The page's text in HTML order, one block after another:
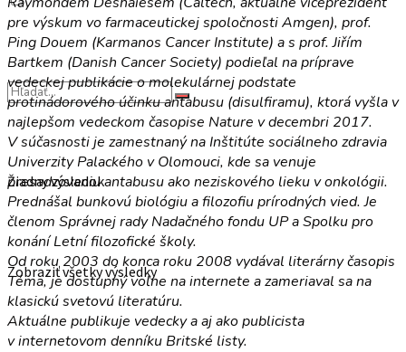
Žiadny výsledok
Zobraziť všetky výsledky
pre výskum vo farmaceutickej spoločnosti Amgen), prof.
Ping Douem (Karmanos Cancer Institute) a s prof. Jiřím
Bartkem (Danish Cancer Society) podieľal na príprave
vedeckej publikácie o molekulárnej podstate
protinádorového účinku antabusu (disulfiramu), ktorá vyšla v
najlepšom vedeckom časopise Nature v decembri 2017.
V súčasnosti je zamestnaný na Inštitúte sociálneho zdravia
Univerzity Palackého v Olomouci, kde sa venuje
presadzovaniu antabusu ako neziskového lieku v onkológii.
Prednášal bunkovú biológiu a filozofiu prírodných vied. Je
členom Správnej rady Nadačného fondu UP a Spolku pro
konání Letní filozofické školy.
Od roku 2003 do konca roku 2008 vydával literárny časopis
Téma, je dostupný voľne na internete a zameriaval sa na
klasickú svetovú literatúru.
Aktuálne publikuje vedecky a aj ako publicista
v internetovom denníku Britské listy.